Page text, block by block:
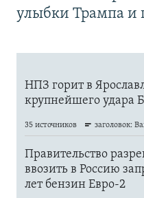
улыбки Трампа